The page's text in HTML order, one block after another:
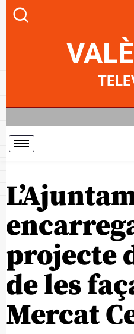
projecte
de les
Mercat